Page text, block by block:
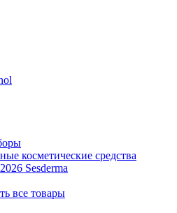
косметические средства
Sesderma
все товары